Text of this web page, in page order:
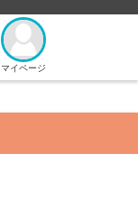
マイページ